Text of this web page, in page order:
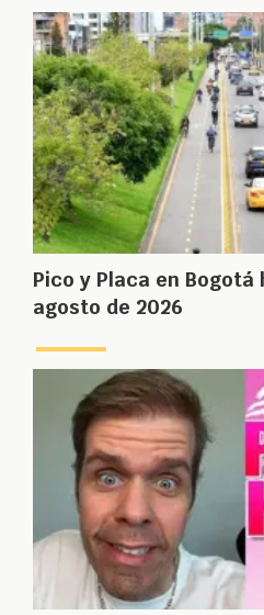
Pico y Placa en Bogotá
agosto de 2026